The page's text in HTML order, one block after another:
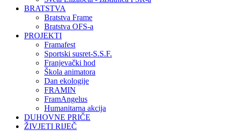
BRATSTVA
Bratstva Frame
Bratstva OFS-a
PROJEKTI
Framafest
Sportski susret-S.S.F.
Franjevački hod
Škola animatora
Dan ekologije
FRAMIN
FramAngelus
Humanitarna akcija
DUHOVNE PRIČE
ŽIVJETI RIJEČ